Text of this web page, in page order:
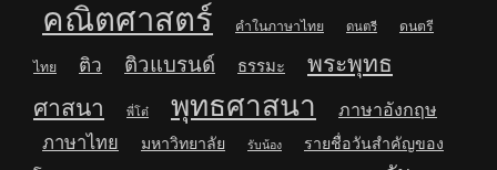
คณิตศาสตร์ คำในภาษาไทย ดนตรี ดนตรี
ไทย ติว ติวแบรนด์ ธรรมะ
พระพุทธ
ศาสนา
พี่โต๋ พุทธศาสนา ภาษาอังกฤษ
ภาษาไทย มหาวิทยาลัย รับน้อง
รายชื่อวันสำคัญของ